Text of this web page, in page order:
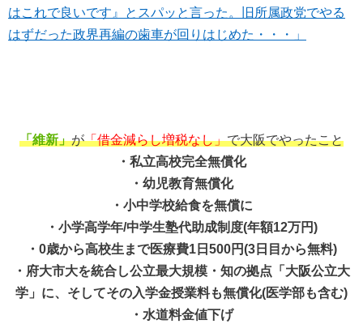
はこれで良いです』とスパッと言った。旧所属政党でやる
はずだった政界再編の歯車が回りはじめた・・・」
「維新」が「借金減らし増税なし」で大阪でやったこと
・私立高校完全無償化
・幼児教育無償化
・小中学校給食を無償に
・小学高学年/中学生塾代助成制度(年額12万円)
・0歳から高校生まで医療費1日500円(3日目から無料)
・府大市大を統合し公立最大規模・知の拠点「大阪公立大
学」に、そしてその入学金授業料も無償化(医学部も含む)
・水道料金値下げ